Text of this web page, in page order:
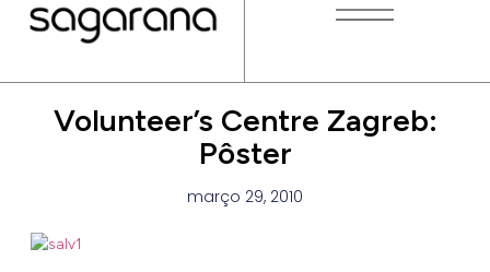
Volunteer’s Centre Zagreb:
Pôster
março 29, 2010